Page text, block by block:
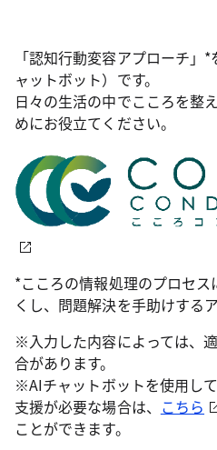
「認知行動変容アプローチ」
ャットボット）です。
日々の生活の中でこころを整
めにお役立てください。
*こころの情報処理のプロセ
くし、問題解決を手助けする
※入力した内容によっては、
合があります。
※AIチャットボットを使用して
支援が必要な場合は、 こちら
ことができます。